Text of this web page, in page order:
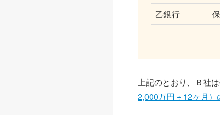
乙銀行
上記のとおり、Ｂ社
2,000万円 ÷ 12ヶ月